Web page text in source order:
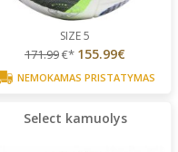
SIZE 5
171.99€* 155.99€
NEMOKAMAS PRISTATYMAS
Select kamuolys